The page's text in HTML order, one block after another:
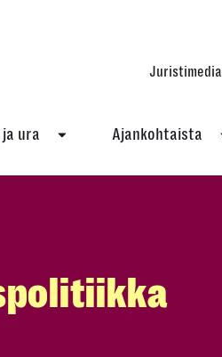
Juristimedia
ja ura Ajankohtaista